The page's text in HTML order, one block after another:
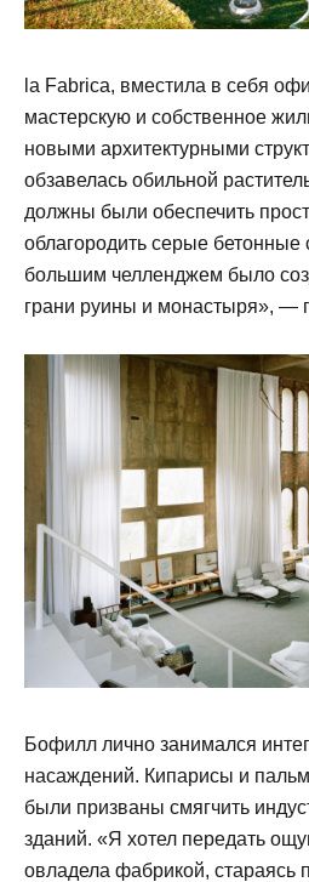
la Fabrica, вместила в себя
мастерскую и собственное
новыми архитектурными
обзавелась обильной
должны были обеспечить
облагородить серые
большим челленджем было
грани руины и монастыря», —
Бофилл лично занимался
насаждений. Кипарисы и
были призваны смягчить
зданий. «Я хотел передать
овладела фабрикой, стараясь